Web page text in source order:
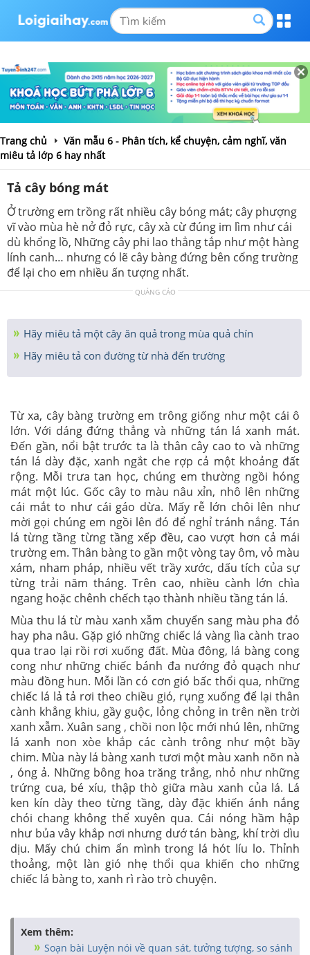
Trang chủ
Văn mẫu 6 - Phân tích, kể chuyện, cảm nghĩ, văn
miêu tả lớp 6 hay nhất
Tả cây bóng mát
Ở trường em trồng rất nhiều cây bóng mát; cây phượng
vĩ vào mùa hè nở đỏ rực, cây xà cừ đúng im lìm như cái
dù khổng lồ, Những cây phi lao thẳng tắp như một hàng
lính canh… nhưng có lẽ cây bàng đứng bên cổng trường
để lại cho em nhiều ấn tượng nhất.
QUẢNG CÁO
Hãy miêu tả một cây ăn quả trong mùa quả chín
Hãy miêu tả con đường từ nhà đến trường
Từ xa, cây bàng trường em trông giống như một cái ô
lớn. Với dáng đứng thẳng và những tán lá xanh mát.
Đến gần, nổi bật trước ta là thân cây cao to và những
tán lá dày đặc, xanh ngắt che rợp cả một khoảng đất
rộng. Mỗi trưa tan học, chúng em thường ngồi hóng
mát một lúc. Gốc cây to màu nâu xỉn, nhô lên những
cái mắt to như cái gáo dừa. Mấy rễ lớn chôi lên như
mời gọi chúng em ngồi lên đó để nghỉ tránh nắng. Tán
lá từng tầng từng tầng xếp đều, cao vượt hơn cả mái
trường em. Thân bàng to gần một vòng tay ôm, vỏ màu
xám, nham pháp, nhiều vết trầy xước, dấu tích của sự
từng trải năm tháng. Trên cao, nhiều cành lớn chìa
ngang hoặc chênh chếch tạo thành nhiều tầng tán lá.
Mùa thu lá từ màu xanh xẫm chuyển sang màu pha đỏ
hay pha nâu. Gặp gió những chiếc lá vàng lìa cành trao
qua trao lại rồi rơi xuống đất. Mùa đông, lá bàng cong
cong như những chiếc bánh đa nướng đỏ quạch như
màu đồng hun. Mỗi lần có cơn gió bấc thổi qua, những
chiếc lá lả tả rơi theo chiều gió, rụng xuống để lại thân
cành khẳng khiu, gầy guộc, lỏng chỏng in trên nền trời
xanh xẫm. Xuân sang , chồi non lộc mới nhú lên, những
lá xanh non xòe khắp các cành trông như một bầy
chim. Mùa này lá bàng xanh tươi một màu xanh nõn nà
, óng ả. Những bông hoa trăng trắng, nhỏ như những
trứng cua, bé xíu, thập thò giữa màu xanh của lá. Lá
ken kín dày theo từng tầng, dày đặc khiến ánh nắng
chói chang không thể xuyên qua. Cái nóng hầm hập
như bủa vây khắp nơi nhưng dướ tán bàng, khí trời dìu
dịu. Mấy chú chim ẩn mình trong lá hót líu lo. Thỉnh
thoảng, một làn gió nhẹ thổi qua khiến cho những
chiếc lá bàng to, xanh rì rào trò chuyện.
Xem thêm:
Soạn bài Luyện nói về quan sát, tưởng tượng, so sánh